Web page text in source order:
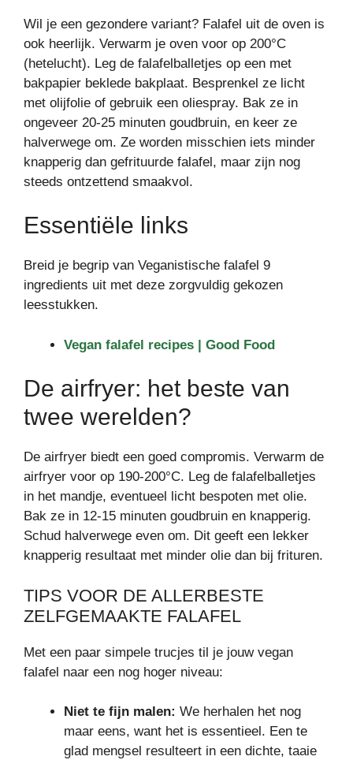
Wil je een gezondere variant? Falafel uit de oven is
ook heerlijk. Verwarm je oven voor op 200°C
(hetelucht). Leg de falafelballetjes op een met
bakpapier beklede bakplaat. Besprenkel ze licht
met olijfolie of gebruik een oliespray. Bak ze in
ongeveer 20-25 minuten goudbruin, en keer ze
halverwege om. Ze worden misschien iets minder
knapperig dan gefrituurde falafel, maar zijn nog
steeds ontzettend smaakvol.
Essentiële links
Breid je begrip van Veganistische falafel 9
ingredients uit met deze zorgvuldig gekozen
leesstukken.
Vegan falafel recipes | Good Food
De airfryer: het beste van
twee werelden?
De airfryer biedt een goed compromis. Verwarm de
airfryer voor op 190-200°C. Leg de falafelballetjes
in het mandje, eventueel licht bespoten met olie.
Bak ze in 12-15 minuten goudbruin en knapperig.
Schud halverwege even om. Dit geeft een lekker
knapperig resultaat met minder olie dan bij frituren.
TIPS VOOR DE ALLERBESTE
ZELFGEMAAKTE FALAFEL
Met een paar simpele trucjes til je jouw vegan
falafel naar een nog hoger niveau:
Niet te fijn malen: We herhalen het nog
maar eens, want het is essentieel. Een te
glad mengsel resulteert in een dichte, taaie